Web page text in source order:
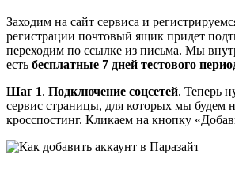
Заходим на сайт сервиса и
регистрации почтовый ящик придет
переходим по ссылке из письма. Мы
есть бесплатные 7 дней тестового
Шаг 1. Подключение соцсетей. Теперь
сервис страницы, для которых мы будем
кросспостинг. Кликаем на кнопку